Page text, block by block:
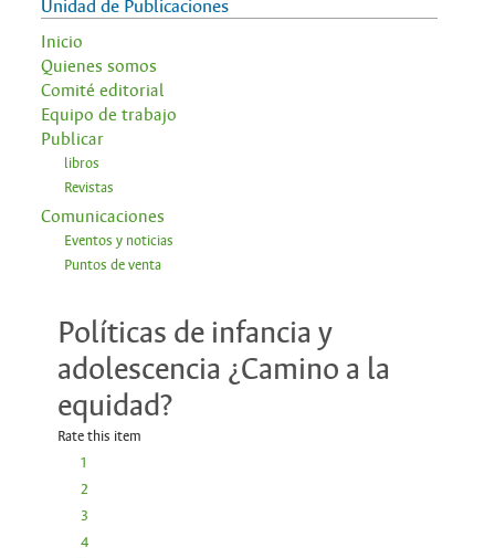
Unidad de Publicaciones
Inicio
Quienes somos
Comité editorial
Equipo de trabajo
Publicar
libros
Revistas
Comunicaciones
Eventos y noticias
Puntos de venta
Políticas de infancia y
adolescencia ¿Camino a la
equidad?
Rate this item
1
2
3
4